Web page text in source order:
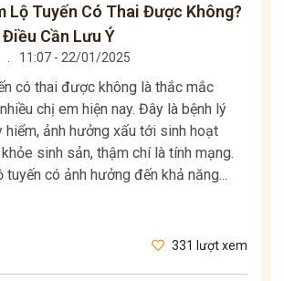
Lộ Tuyến Có Thai Được Không?
Cần Lưu Ý
11:07 - 22/01/2025
có thai được không là thắc mắc
chị em hiện nay. Đây là bệnh lý
hiểm, ảnh hưởng xấu tới sinh hoạt
sinh sản, thậm chí là tính mạng.
tuyến có ảnh hưởng đến khả năng...
331 lượt xem